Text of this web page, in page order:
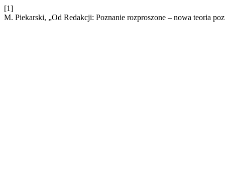
[1]
M. Piekarski, „Od Redakcji: Poznanie rozproszone – nowa teoria